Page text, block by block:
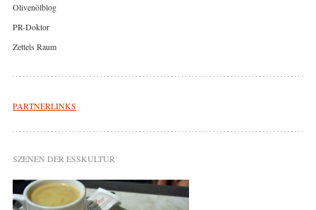
Olivenölblog
PR-Doktor
Zettels Raum
PARTNERLINKS
SZENEN DER ESSKULTUR